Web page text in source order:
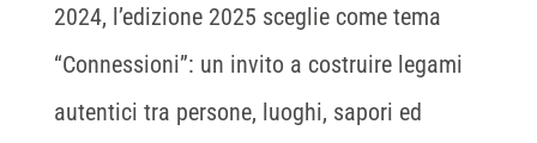
2024, l’edizione 2025 sceglie come tema
“Connessioni”: un invito a costruire legami
autentici tra persone, luoghi, sapori ed